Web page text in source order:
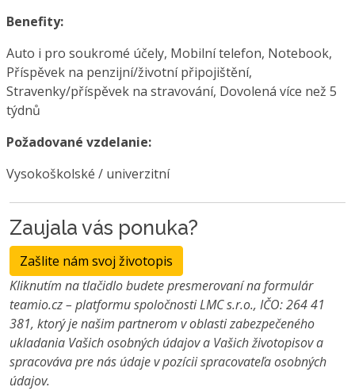
Benefity:
Auto i pro soukromé účely, Mobilní telefon, Notebook,
Příspěvek na penzijní/životní připojištění,
Stravenky/příspěvek na stravování, Dovolená více než 5
týdnů
Požadované vzdelanie:
Vysokoškolské / univerzitní
Zaujala vás ponuka?
Zašlite nám svoj životopis
Kliknutím na tlačidlo budete presmerovaní na formulár
teamio.cz – platformu spoločnosti LMC s.r.o., IČO: 264 41
381, ktorý je našim partnerom v oblasti zabezpečeného
ukladania Vašich osobných údajov a Vašich životopisov a
spracováva pre nás údaje v pozícii spracovateľa osobných
údajov.